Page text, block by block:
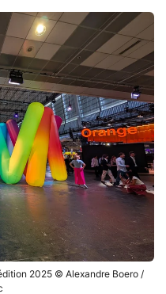
2025 © Alexandre Boero /